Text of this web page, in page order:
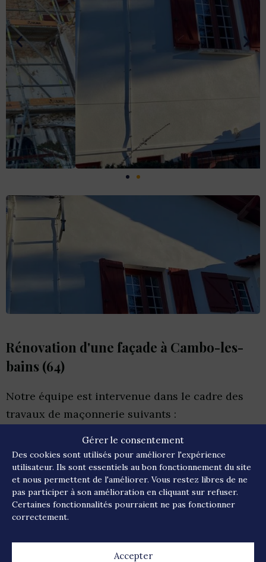
Gérer le consentement
Des cookies sont utilisés pour améliorer l'expérience
utilisateur. Ils sont essentiels au bon fonctionnement du site
et nous permettent de l'améliorer. Vous restez libres de ne
pas participer à son amélioration en cliquant sur refuser.
Certaines fonctionnalités pourraient ne pas fonctionner
correctement.
Accepter
Rénovation d'une façade à Cambo-les-
bains (64)
Notre équipe est intervenue dans le cadre des
travaux de maçonnerie suivants :
Piquage d'un ancien enduit sur une façade
en pierre, compris nettoyage haute pression
après piquage.
Réalisation d'un enduit à la chaux en 3
couches avec une finition en blanc talochée.